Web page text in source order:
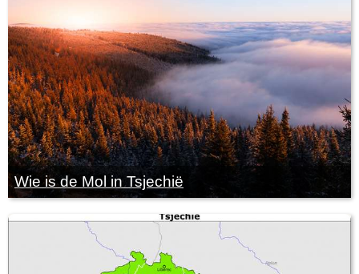
Wie is de Mol in Tsjechië